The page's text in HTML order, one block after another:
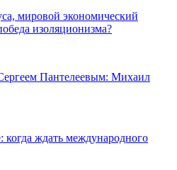
мировой экономический
изоляционизма?
Пантелеевым: Михаил
когда ждать международного